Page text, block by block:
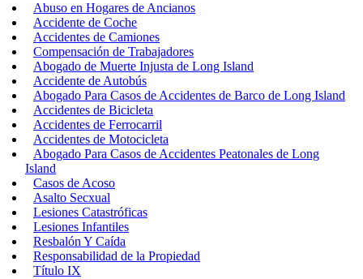
Abuso en Hogares de Ancianos
Accidente de Coche
Accidentes de Camiones
Compensación de Trabajadores
Abogado de Muerte Injusta de Long Island
Accidente de Autobús
Abogado Para Casos de Accidentes de Barco de Long Island
Accidentes de Bicicleta
Accidentes de Ferrocarril
Accidentes de Motocicleta
Abogado Para Casos de Accidentes Peatonales de Long
Island
Casos de Acoso
Asalto Secxual
Lesiones Catastróficas
Lesiones Infantiles
Resbalón Y Caída
Responsabilidad de la Propiedad
Título IX